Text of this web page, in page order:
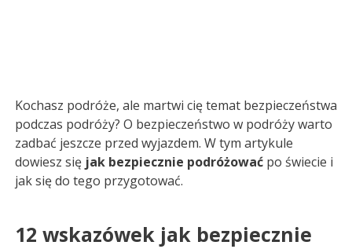
Kochasz podróże, ale martwi cię temat bezpieczeństwa
podczas podróży? O bezpieczeństwo w podróży warto
zadbać jeszcze przed wyjazdem. W tym artykule
dowiesz się jak bezpiecznie podróżować po świecie i
jak się do tego przygotować.
12 wskazówek jak bezpiecznie